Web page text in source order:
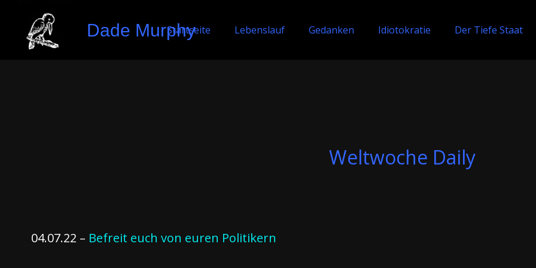
Dade Murphy
Startseite Lebenslauf Gedanken Idiotokratie Der Tiefe Staat
Weltwoche Daily
04.07.22 – Befreit euch von euren Politikern